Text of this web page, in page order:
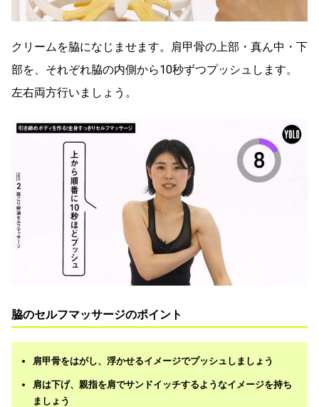
クリームを脇になじませます。肩甲骨の上部・真ん中・下
部を、それぞれ脇の内側から10秒ずつプッシュします。
左右両方行いましょう。
脇のセルフマッサージのポイント
肩甲骨をはがし、浮かせるイメージでプッシュしましょう
肩は下げ、親指を肩でサンドイッチするようなイメージを持ち
ましょう